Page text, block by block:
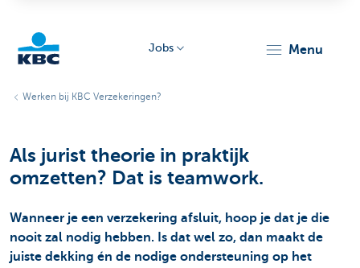
Jobs menu
Werken bij KBC Verzekeringen?
Als jurist theorie in praktijk
omzetten? Dat is teamwork.
Wanneer je een verzekering afsluit, hoop je dat je die
nooit zal nodig hebben. Is dat wel zo, dan maakt de
juiste dekking én de nodige ondersteuning op het